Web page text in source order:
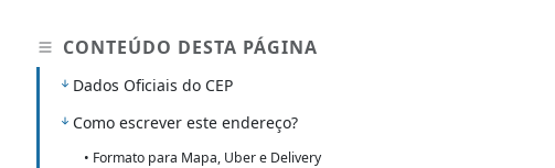
CONTEÚDO DESTA PÁGINA
Dados Oficiais do CEP
Como escrever este endereço?
• Formato para Mapa, Uber e Delivery